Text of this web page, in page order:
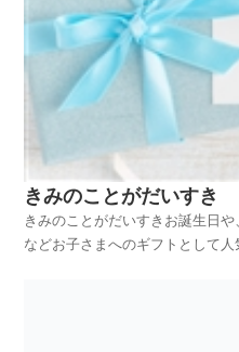
きみのことがだいすき
きみのことがだいすきお誕生日
などお子さまへのギフトとして